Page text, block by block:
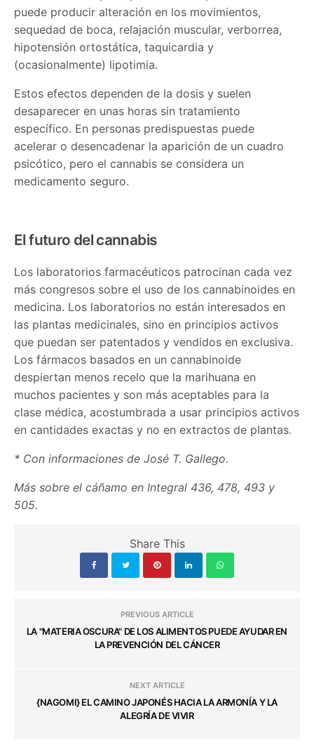
puede producir alteración en los movimientos,
sequedad de boca, relajación muscular, verborrea,
hipotensión ortostática, taquicardia y
(ocasionalmente) lipotimia.
Estos efectos dependen de la dosis y suelen
desaparecer en unas horas sin tratamiento
específico. En personas predispuestas puede
acelerar o desencadenar la aparición de un cuadro
psicótico, pero el cannabis se considera un
medicamento seguro.
El futuro del cannabis
Los laboratorios farmacéuticos patrocinan cada vez
más congresos sobre el uso de los cannabinoides en
medicina. Los laboratorios no están interesados en
las plantas medicinales, sino en principios activos
que puedan ser patentados y vendidos en exclusiva.
Los fármacos basados en un cannabinoide
despiertan menos recelo que la marihuana en
muchos pacientes y son más aceptables para la
clase médica, acostumbrada a usar principios activos
en cantidades exactas y no en extractos de plantas.
* Con informaciones de José T. Gallego.
Más sobre el cáñamo en Integral 436, 478, 493 y
505.
Share This
PREVIOUS ARTICLE
LA "MATERIA OSCURA" DE LOS ALIMENTOS PUEDE AYUDAR EN
LA PREVENCIÓN DEL CÁNCER
NEXT ARTICLE
{NAGOMI} EL CAMINO JAPONÉS HACIA LA ARMONÍA Y LA
ALEGRÍA DE VIVIR